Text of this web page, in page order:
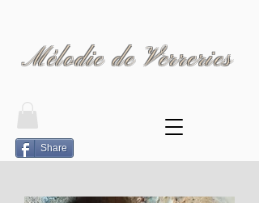
Mélodie de Verreries
Share